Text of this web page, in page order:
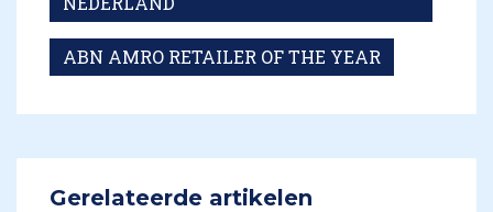
ABN AMRO RETAILER OF THE YEAR
Gerelateerde artikelen